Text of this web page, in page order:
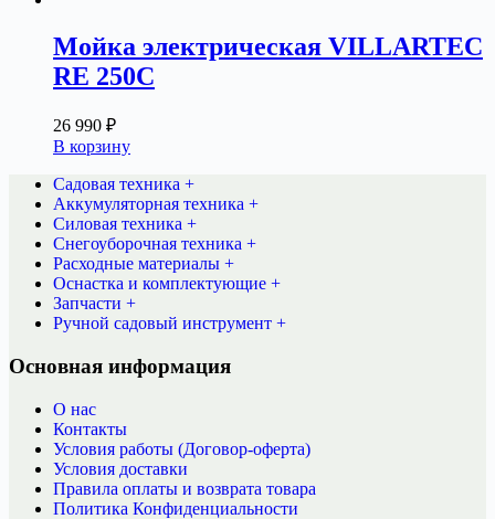
Мойка электрическая VILLARTEC
RE 250C
26 990 ₽
В корзину
Садовая техника +
Аккумуляторная техника +
Силовая техника +
Снегоуборочная техника +
Расходные материалы +
Оснастка и комплектующие +
Запчасти +
Ручной садовый инструмент +
Основная информация
О нас
Контакты
Условия работы (Договор-оферта)
Условия доставки
Правила оплаты и возврата товара
Политика Конфиденциальности